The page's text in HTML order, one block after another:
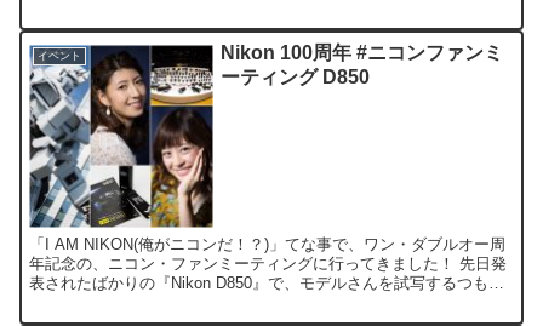
イベント
Nikon 100周年 #ニコンファンミ
ーティング D850
「I AM NIKON(俺がニコンだ！？)」てな事で、ワン・ダブルオー周
年記念の、ニコン・ファンミーティングに行ってきました！ 先日発
表されたばかりの『Nikon D850』で、モデルさんを試写するつもり